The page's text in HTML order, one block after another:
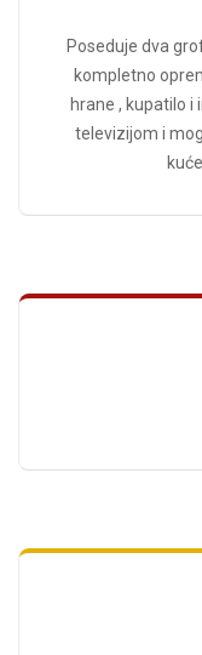
Poseduje dva
kompletno
hrane , kupatilo i
televizijom i